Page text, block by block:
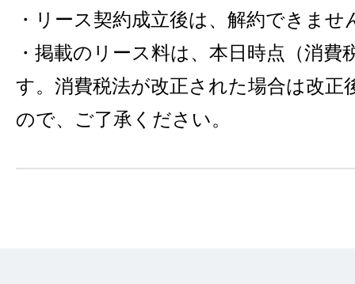
・リース契約成立後は、解約できませ
・掲載のリース料は、本日時点（消
す。消費税法が改正された場合は改正
ので、ご了承ください。